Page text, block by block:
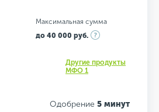
Максимальная сумма
до 40 000 руб.
Другие продукты
МФО 1
Одобрение 5 минут